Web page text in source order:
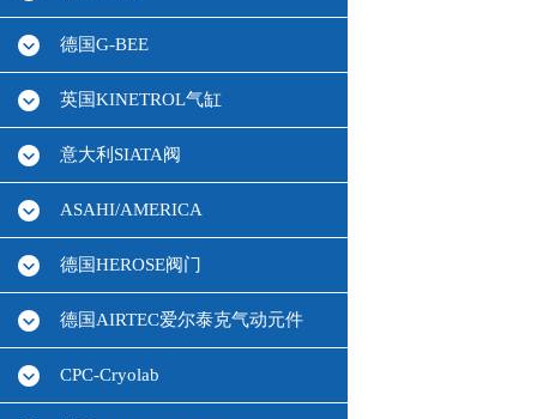
德国G-BEE
英国KINETROL气缸
意大利SIATA阀
ASAHI/AMERICA
德国HEROSE阀门
德国AIRTEC爱尔泰克气动元件
CPC-Cryolab